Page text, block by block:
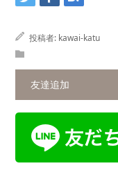
投稿者: kawai-katu
友達追加